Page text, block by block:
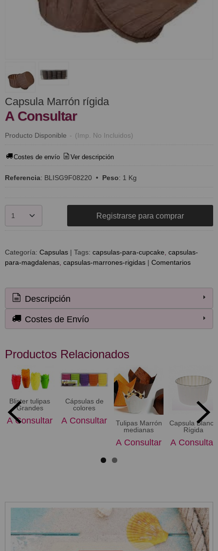
​Capsula Marrón rígida
A Consultar
Producto Disponible - (Imp. No Incluidos)
Costes de envío Ver descripción
Referencia: BLISG9F08220 • Peso: 1 Kg
Registrarse para comprar
Categoría: Capsulas | Tags: capsulas-para-cupcake capsulas-
para-magdalenas capsulas-marrones-rigidas | Comentarios
Descripción
Costes de Envío
Productos Relacionados
Blister tulipas
Grandes
A Consultar
Cápsulas de
colores
A Consultar
Tulipas Marrón
medianas
A Consultar
Capsula Blanca
Rígida
A Consultar